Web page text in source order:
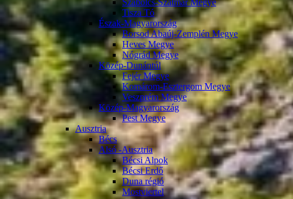
Szabolcs-Szatmár Megye
Tisza Tó
Észak-Magyarország
Borsod Abaúj-Zemplén Megye
Heves Megye
Nógrád Megye
Közép-Dunántúl
Fejér Megye
Komárom-Esztergom Megye
Veszprém Megye
Közép-Magyarország
Pest Megye
Ausztria
Bécs
Alsó -Ausztria
Bécsi Alpok
Bécsi Erdő
Duna régió
Mostviertel